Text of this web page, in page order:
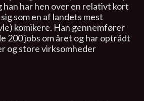
har hen over en relativt kort
som en af landets mest
komikere. Han gennemfører
200 jobs om året og har optrådt
og store virksomheder